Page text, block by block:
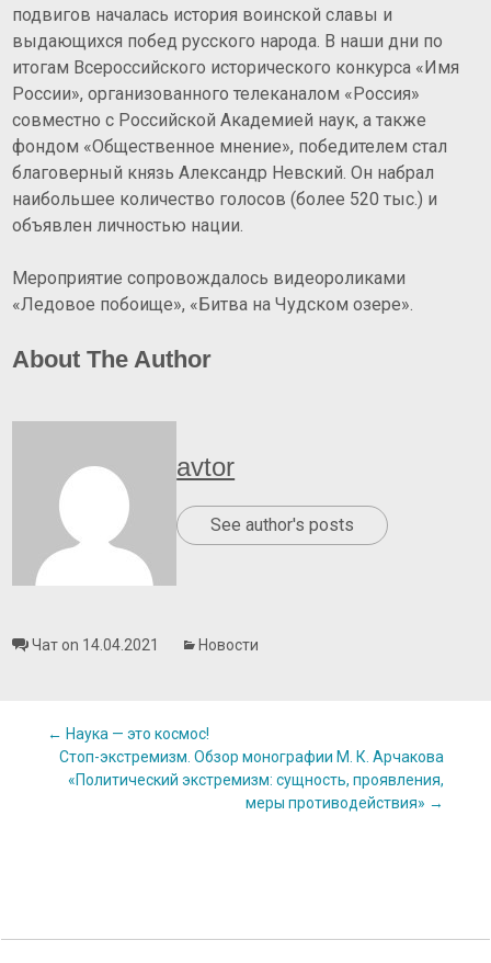
подвигов началась история воинской славы и
выдающихся побед русского народа. В наши дни по
итогам Всероссийского исторического конкурса «Имя
России», организованного телеканалом «Россия»
совместно с Российской Академией наук, а также
фондом «Общественное мнение», победителем стал
благоверный князь Александр Невский. Он набрал
наибольшее количество голосов (более 520 тыс.) и
объявлен личностью нации.
Мероприятие сопровождалось видеороликами
«Ледовое побоище», «Битва на Чудском озере».
About The Author
avtor
See author's posts
Чат on 14.04.2021 Новости
Post
navigation
← Наука — это космос!
Стоп-экстремизм. Обзор монографии М. К. Арчакова
«Политический экстремизм: сущность, проявления,
меры противодействия» →